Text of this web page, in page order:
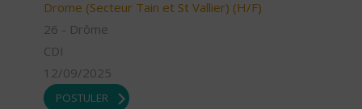
Drome (Secteur Tain et St Vallier) (H/F)
26 - Drôme
CDI
12/09/2025
POSTULER